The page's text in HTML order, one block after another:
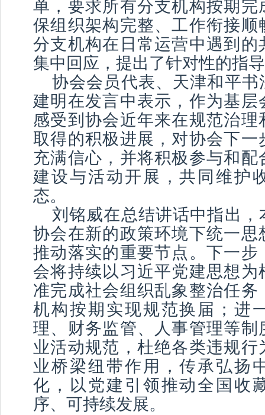
单，要求所有分支机构按期
保组织架构完整、工作衔接
分支机构在日常运营中遇到
集中回应，提出了针对性的指
协会会员代表、天津和平
建明在发言中表示，作为基
感受到协会近年来在规范治
取得的积极进展，对协会下
充满信心，并将积极参与和
建设与活动开展，共同维护
态。
刘铭威在总结讲话中指出
协会在新的政策环境下统一
推动落实的重要节点。下一
会将持续以习近平党建思想
准完成社会组织乱象整治任
机构按期实现规范换届；进
理、财务监管、人事管理等
业活动规范，杜绝各类违规
业桥梁纽带作用，传承弘扬
化，以党建引领推动全国收
序、可持续发展。